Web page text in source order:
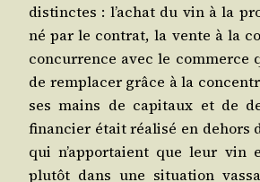
dis­tinctes : l’achat du vin à la
né par le contrat, la vente à la
concur­rence avec le com­merce
de rem­pla­cer grâce à la
ses mains de capi­taux et de
finan­cier était réa­li­sé en dehors
qui n’apportaient que leur vin
plu­tôt dans une situa­tion